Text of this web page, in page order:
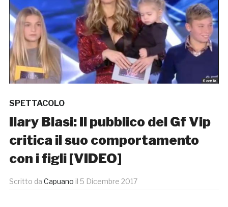
SPETTACOLO
Ilary Blasi: Il pubblico del Gf Vip
critica il suo comportamento
con i figli [VIDEO]
Scritto da Capuano il 5 Dicembre 2017